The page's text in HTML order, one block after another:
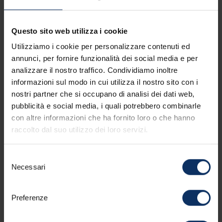
Questo sito web utilizza i cookie
Utilizziamo i cookie per personalizzare contenuti ed
annunci, per fornire funzionalità dei social media e per
analizzare il nostro traffico. Condividiamo inoltre
informazioni sul modo in cui utilizza il nostro sito con i
nostri partner che si occupano di analisi dei dati web,
pubblicità e social media, i quali potrebbero combinarle
con altre informazioni che ha fornito loro o che hanno
raccolto dal suo utilizzo dei loro servizi.
delNecessari
Preferenze
Cognome *
Email *
Nazione